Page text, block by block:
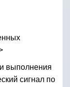
выполнения
сигнал по